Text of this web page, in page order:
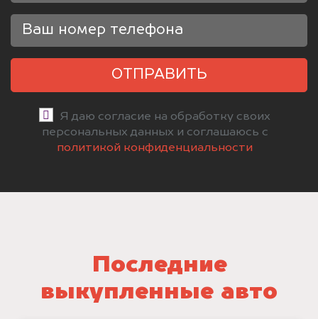
ОТПРАВИТЬ
Я даю согласие на обработку своих
персональных данных и соглашаюсь с
политикой конфиденциальности
Последние
выкупленные авто